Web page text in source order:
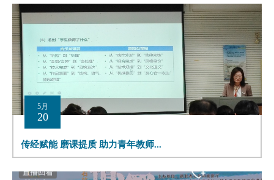
5月
20
传经赋能 磨课提质 助力青年教师...